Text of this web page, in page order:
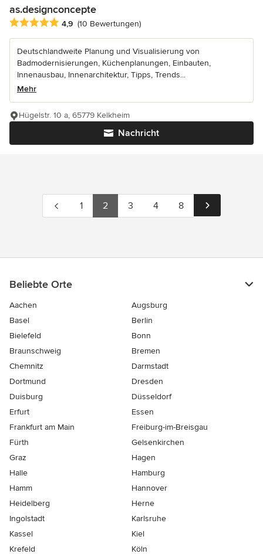
as.designconcepte
Durchschnittliche Bewertung: 4.9 von 5 Sternen
4,9 (10 Bewertungen)
Deutschlandweite Planung und Visualisierung von
Badmodernisierungen, Küchenplanungen, Einbauten,
Innenausbau, Innenarchitektur, Tipps, Trends...
Mehr
Nachricht
Hügelstr. 10 a, 65779 Kelkheim
1 2 3 4 8
Beliebte Orte
Aachen
Augsburg
Basel
Berlin
Bielefeld
Bonn
Braunschweig
Bremen
Chemnitz
Darmstadt
Dortmund
Dresden
Duisburg
Düsseldorf
Erfurt
Essen
Frankfurt am Main
Freiburg-im-Breisgau
Fürth
Gelsenkirchen
Graz
Hagen
Halle
Hamburg
Hamm
Hannover
Heidelberg
Herne
Ingolstadt
Karlsruhe
Kassel
Kiel
Krefeld
Köln